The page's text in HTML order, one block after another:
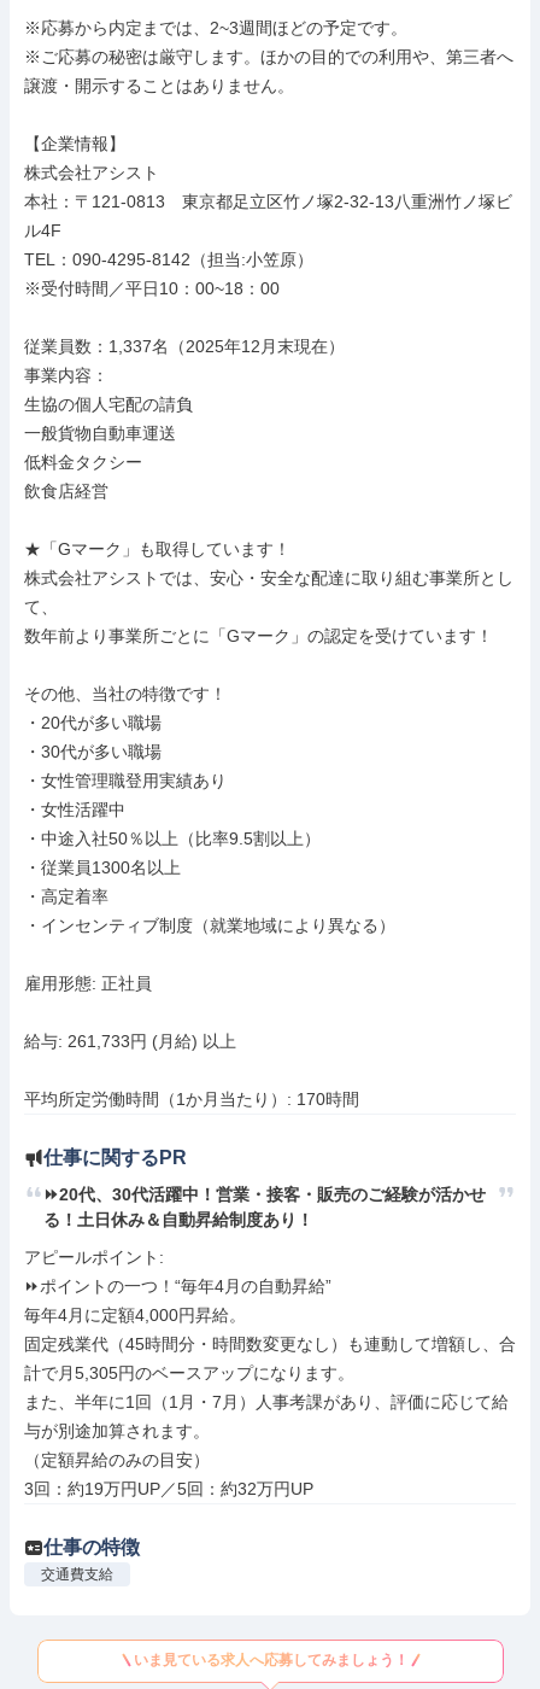
※応募から内定までは、2~3週間ほどの予定です。
※ご応募の秘密は厳守します。ほかの目的での利用や、第三者へ
譲渡・開示することはありません。
【企業情報】
株式会社アシスト
本社：〒121-0813　東京都足立区竹ノ塚2-32-13八重洲竹ノ塚ビ
ル4F
TEL：090-4295-8142（担当:小笠原）
※受付時間／平日10：00~18：00
従業員数：1,337名（2025年12月末現在）
事業内容：
生協の個人宅配の請負
一般貨物自動車運送
低料金タクシー
飲食店経営
★「Gマーク」も取得しています！
株式会社アシストでは、安心・安全な配達に取り組む事業所とし
て、
数年前より事業所ごとに「Gマーク」の認定を受けています！
その他、当社の特徴です！
・20代が多い職場
・30代が多い職場
・女性管理職登用実績あり
・女性活躍中
・中途入社50％以上（比率9.5割以上）
・従業員1300名以上
・高定着率
・インセンティブ制度（就業地域により異なる）
雇用形態: 正社員
給与: 261,733円 (月給) 以上
平均所定労働時間（1か月当たり）: 170時間
仕事に関するPR
⏩️20代、30代活躍中！営業・接客・販売のご経験が活かせ
る！土日休み＆自動昇給制度あり！
アピールポイント:
⏩️ポイントの一つ！“毎年4月の自動昇給”
毎年4月に定額4,000円昇給。
固定残業代（45時間分・時間数変更なし）も連動して増額し、合
計で月5,305円のベースアップになります。
また、半年に1回（1月・7月）人事考課があり、評価に応じて給
与が別途加算されます。
（定額昇給のみの目安）
3回：約19万円UP／5回：約32万円UP
仕事の特徴
交通費支給
いま見ている求人へ応募してみましょう！